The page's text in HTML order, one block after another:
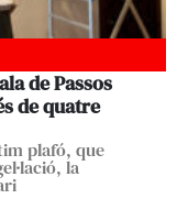
de Passos
de quatre
plafó, que
la